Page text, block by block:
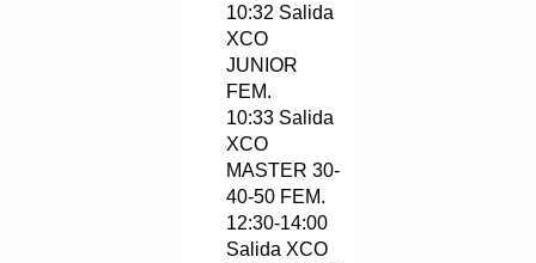
10:32 Salida
XCO
JUNIOR
FEM.
10:33 Salida
XCO
MASTER 30-
40-50 FEM.
12:30-14:00
Salida XCO